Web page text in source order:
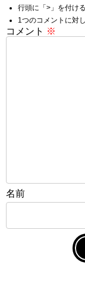
行頭に「>」を付け
1つのコメントに対
コメント ※
名前